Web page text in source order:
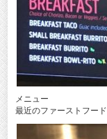
メニュー
最近のファーストフー